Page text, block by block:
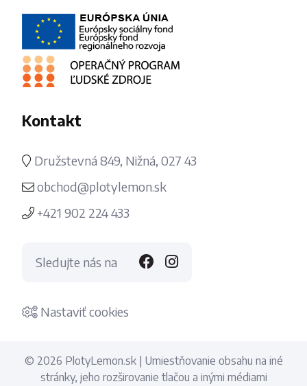
Kontakt
Družstevná 849, Nižná, 027 43
obchod@plotylemon.sk
+421 902 224 433
Sledujte nás na
Nastaviť cookies
© 2026 PlotyLemon.sk | Umiestňovanie obsahu na iné
stránky, jeho rozširovanie tlačou a inými médiami